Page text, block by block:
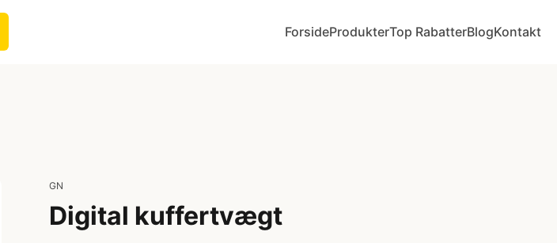
ForsideProdukterTop RabatterBlogKontakt
GN
Digital kuffertvægt